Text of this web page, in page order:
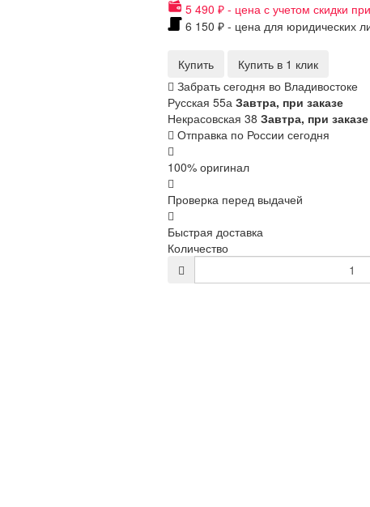
5 490 ₽ - цена с учетом скидки
6 150 ₽ - цена для юридических
Купить
Купить в 1 клик
Забрать сегодня во Владивостоке
Русская 55а Завтра, при заказе
Некрасовская 38 Завтра, при заказе
Отправка по России сегодня
100% оригинал
Проверка перед выдачей
Быстрая доставка
Количество